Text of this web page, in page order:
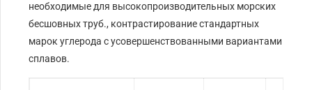
необходимые для высокопроизводительных морских
бесшовных труб., контрастирование стандартных
марок углерода с усовершенствованными вариантами
сплавов.